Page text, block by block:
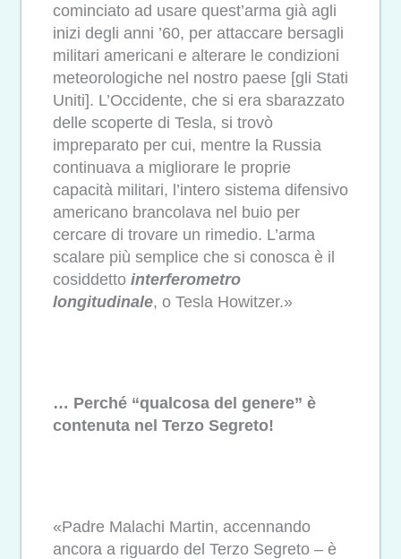
cominciato ad usare quest’arma già agli
inizi degli anni ’60, per attaccare bersagli
militari americani e alterare le condizioni
meteorologiche nel nostro paese [gli Stati
Uniti]. L’Occidente, che si era sbarazzato
delle scoperte di Tesla, si trovò
impreparato per cui, mentre la Russia
continuava a migliorare le proprie
capacità militari, l’intero sistema difensivo
americano brancolava nel buio per
cercare di trovare un rimedio. L’arma
scalare più semplice che si conosca è il
cosiddetto interferometro
longitudinale, o Tesla Howitzer.»
… Perché “qualcosa del genere” è
contenuta nel Terzo Segreto!
«Padre Malachi Martin, accennando
ancora a riguardo del Terzo Segreto – è